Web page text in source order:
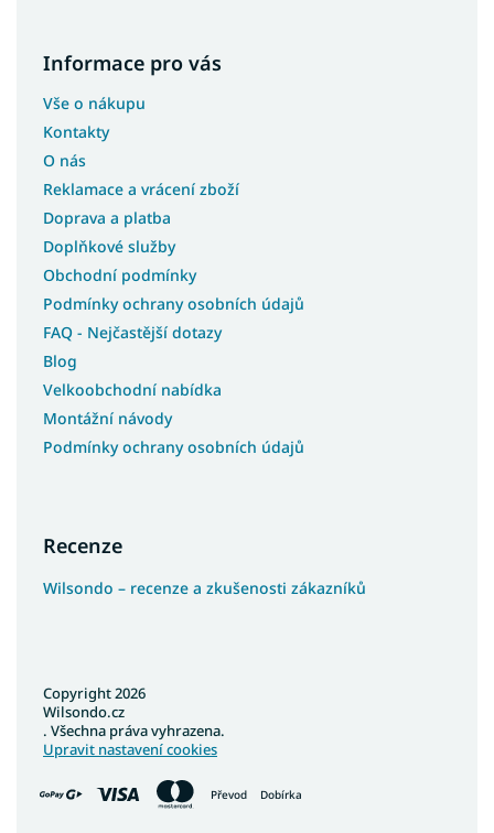
Informace pro vás
Vše o nákupu
Kontakty
O nás
Reklamace a vrácení zboží
Doprava a platba
Doplňkové služby
Obchodní podmínky
Podmínky ochrany osobních údajů
FAQ - Nejčastější dotazy
Blog
Velkoobchodní nabídka
Montážní návody
Podmínky ochrany osobních údajů
Recenze
Wilsondo – recenze a zkušenosti zákazníků
Převod Dobírka
Copyright 2026
Wilsondo.cz
. Všechna práva vyhrazena.
Upravit nastavení cookies